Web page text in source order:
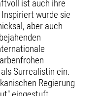
ist auch ihre
wurde sie
aber auch
Surrealistin ein.
Regierung